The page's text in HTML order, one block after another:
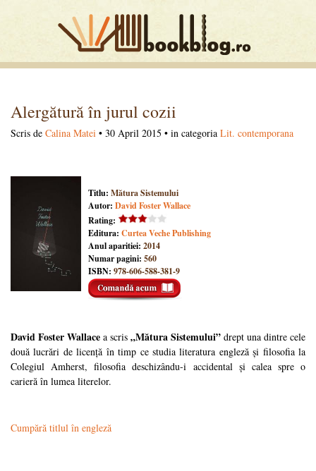
Alergătură în jurul cozii
Scris de Calina Matei • 30 April 2015 • in categoria Lit. contemporana
Titlu: Mătura Sistemului
Autor: David Foster Wallace
Rating:
Editura: Curtea Veche Publishing
Anul aparitiei: 2014
Numar pagini: 560
ISBN: 978-606-588-381-9
David Foster Wallace a scris „Mătura Sistemului” drept una dintre cele
două lucrări de licență în timp ce studia literatura engleză și filosofia la
Colegiul Amherst, filosofia deschizându-i accidental și calea spre o
carieră în lumea literelor.
Cumpără titlul în engleză